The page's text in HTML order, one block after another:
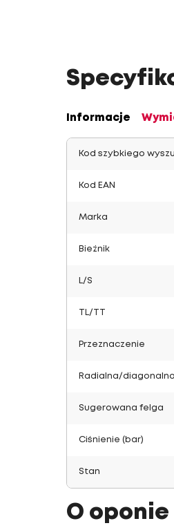
Informacje
Kod szybkiego
Kod EAN
Marka
Bieżnik
L/S
TL/TT
Przeznaczenie
Radialna/diagonalna
Sugerowana felga
Ciśnienie (bar)
Stan
O oponie